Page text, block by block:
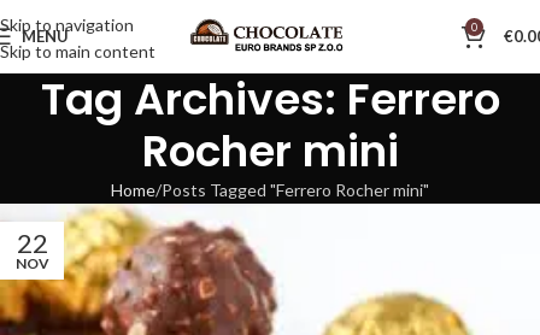
Skip to navigation
Skip to main content
MENU 0 €
Tag Archives: Ferrero
Rocher mini
Home Posts Tagged "Ferrero Rocher mini"
22
NOV